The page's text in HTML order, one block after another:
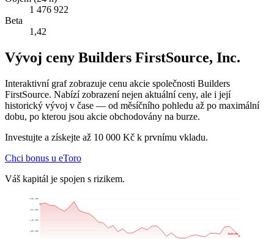
1 476 922
Beta
1,42
Vývoj ceny Builders FirstSource, Inc.
Interaktivní graf zobrazuje cenu akcie společnosti Builders
FirstSource. Nabízí zobrazení nejen aktuální ceny, ale i její
historický vývoj v čase — od měsíčního pohledu až po maximální
dobu, po kterou jsou akcie obchodovány na burze.
Investujte a získejte až 10 000 Kč k prvnímu vkladu.
Chci bonus u eToro
Váš kapitál je spojen s rizikem.
82,59 US$
99,42 US$
116,24 US$
133,06 US$
74,20 US$